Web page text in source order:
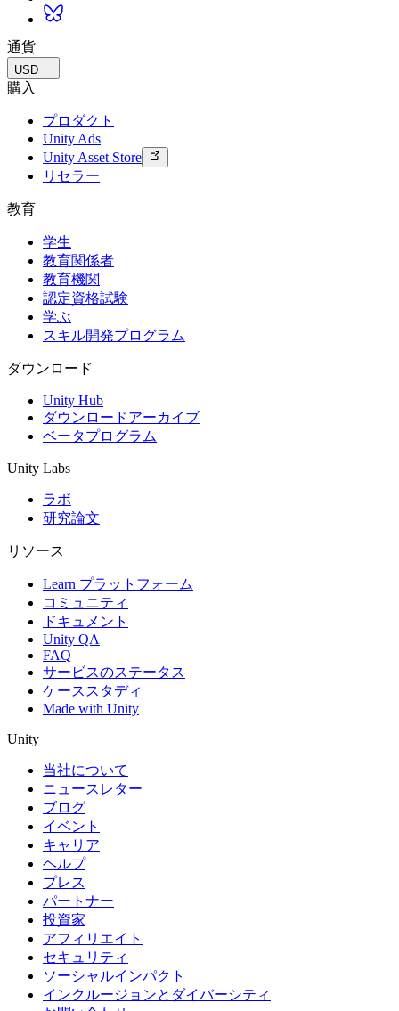
ストアとD2C全体でIAPを管理
収益化
Unity で宣伝
Unity で収益化
活用事例
モバイルゲーム
Unity でモバイル向けヒット作を制作して成長させる
インディーゲーム
少人数のチームで大規模なゲームを開発する
XR ゲーム
XR ゲームを複数プラットフォーム向けにローンチする
マルチプレイヤーゲーム
マルチプレイヤーゲーム制作を簡素化
デモ
デモ、サンプル、ビルディングブロック
すべてのリソース
新機能
ブログ
更新情報、情報、技術的ヒント
お知らせ
ニュース、ストーリー、プレスセンター
教育を大幅に強化
教育機関向けライセンス
認定教材
Unityのマスタリーを証明する
通貨
USD
購入
プロダクト
Unity Ads
Unity Asset Store
リセラー
教育
学生
教育関係者
教育機関
認定資格試験
学ぶ
スキル開発プログラム
ダウンロード
Unity Hub
ダウンロードアーカイブ
ベータプログラム
Unity Labs
ラボ
研究論文
リソース
Learn プラットフォーム
コミュニティ
ドキュメント
Unity QA
FAQ
サービスのステータス
ケーススタディ
Made with Unity
Unity
当社について
ニュースレター
ブログ
イベント
キャリア
ヘルプ
プレス
パートナー
投資家
アフィリエイト
セキュリティ
ソーシャルインパクト
インクルージョンとダイバーシティ